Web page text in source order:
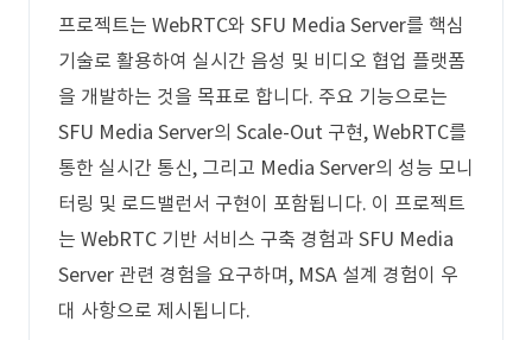
프로젝트는 WebRTC와 SFU Media Server를 핵심
기술로 활용하여 실시간 음성 및 비디오 협업 플랫폼
을 개발하는 것을 목표로 합니다. 주요 기능으로는
SFU Media Server의 Scale-Out 구현, WebRTC를
통한 실시간 통신, 그리고 Media Server의 성능 모니
터링 및 로드밸런서 구현이 포함됩니다. 이 프로젝트
는 WebRTC 기반 서비스 구축 경험과 SFU Media
Server 관련 경험을 요구하며, MSA 설계 경험이 우
대 사항으로 제시됩니다.